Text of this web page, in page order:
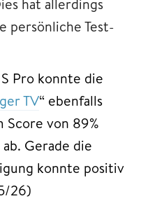
hat allerdings
persönliche Test-
Pro konnte die
TV“ ebenfalls
Score von 89%
Gerade die
konnte positiv
26)